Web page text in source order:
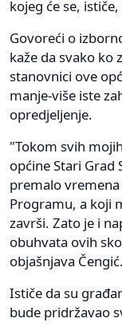
kojeg će se,
Govoreći o
kaže da svako ko
stanovnici ove
manje-više iste
opredjeljenje.
"Tokom svih
općine Stari Grad
premalo
Programu, a koji
završi. Zato je i
obuhvata ovih
objašnjava Čengić.
Ističe da su
bude pridržavao